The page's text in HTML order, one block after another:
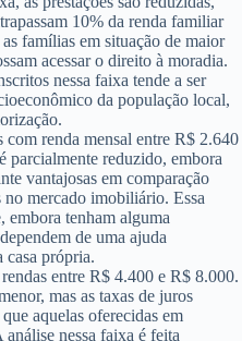
10% da renda familiar
famílias em situação de maior
acessar o direito à moradia.
nessa faixa tende a ser
da população local,
renda mensal entre R$ 2.640
parcialmente reduzido, embora
vantajosas em comparação
mercado imobiliário. Essa
embora tenham alguma
de uma ajuda
casa própria.
entre R$ 4.400 e R$ 8.000.
mas as taxas de juros
aquelas oferecidas em
nessa faixa é feita